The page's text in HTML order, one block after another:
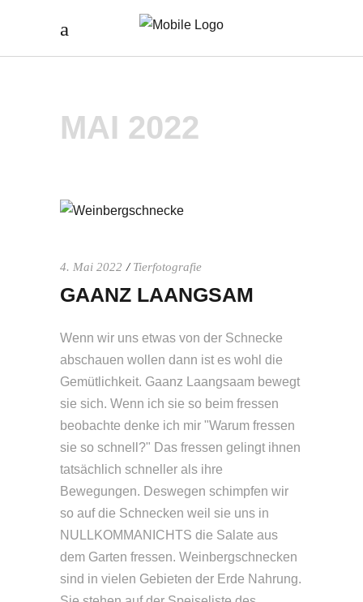
MAI 2022
4. Mai 2022 Tierfotografie
GAANZ LAANGSAM
Wenn wir uns etwas von der Schnecke
abschauen wollen dann ist es wohl die
Gemütlichkeit. Gaanz Laangsaam bewegt
sie sich. Wenn ich sie so beim fressen
beobachte denke ich mir "Warum fressen
sie so schnell?" Das fressen gelingt ihnen
tatsächlich schneller als ihre
Bewegungen. Deswegen schimpfen wir
so auf die Schnecken weil sie uns in
NULLKOMMANICHTS die Salate aus
dem Garten fressen. Weinbergschnecken
sind in vielen Gebieten der Erde Nahrung.